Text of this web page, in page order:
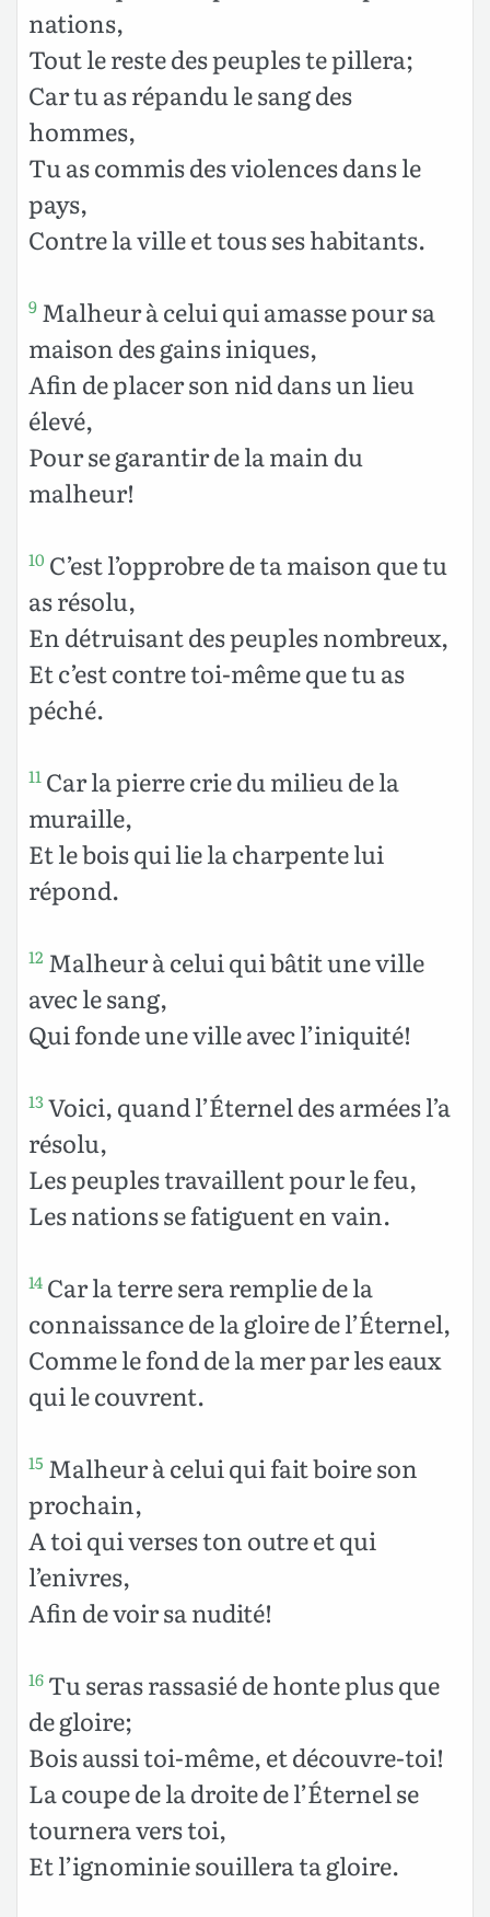
nations,
Tout le reste des peuples te pillera;
Car tu as répandu le sang des
hommes,
Tu as commis des violences dans le
pays,
Contre la ville et tous ses habitants.
9 Malheur à celui qui amasse pour sa
maison des gains iniques,
Afin de placer son nid dans un lieu
élevé,
Pour se garantir de la main du
malheur!
10 C’est l’opprobre de ta maison que tu
as résolu,
En détruisant des peuples nombreux,
Et c’est contre toi-même que tu as
péché.
11 Car la pierre crie du milieu de la
muraille,
Et le bois qui lie la charpente lui
répond.
12 Malheur à celui qui bâtit une ville
avec le sang,
Qui fonde une ville avec l’iniquité!
13Voici, quand l’Éternel des armées l’a
résolu,
Les peuples travaillent pour le feu,
Les nations se fatiguent en vain.
14 Car la terre sera remplie de la
connaissance de la gloire de l’Éternel,
Comme le fond de la mer par les eaux
qui le couvrent.
15 Malheur à celui qui fait boire son
prochain,
A toi qui verses ton outre et qui
l’enivres,
Afin de voir sa nudité!
16 Tu seras rassasié de honte plus que
de gloire;
Bois aussi toi-même, et découvre-toi!
La coupe de la droite de l’Éternel se
tournera vers toi,
Et l’ignominie souillera ta gloire.